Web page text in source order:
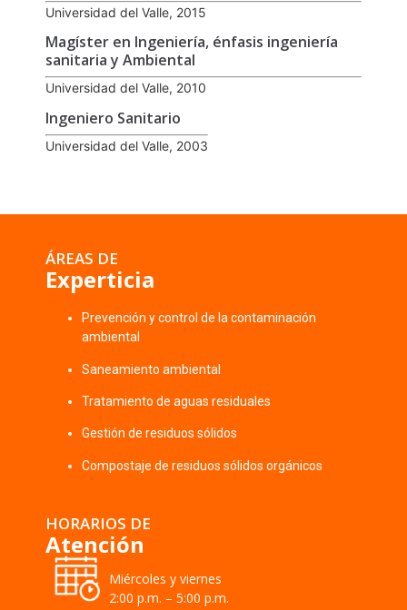
Universidad del Valle, 2015
Magíster en Ingeniería, énfasis ingeniería
sanitaria y Ambiental
Universidad del Valle, 2010
Ingeniero Sanitario
Universidad del Valle, 2003
ÁREAS DE
Experticia
Prevención y control de la contaminación
ambiental
Saneamiento ambiental
Tratamiento de aguas residuales
Gestión de residuos sólidos
Compostaje de residuos sólidos orgánicos
HORARIOS DE
Atención
Miércoles y viernes
2:00 p.m. – 5:00 p.m.